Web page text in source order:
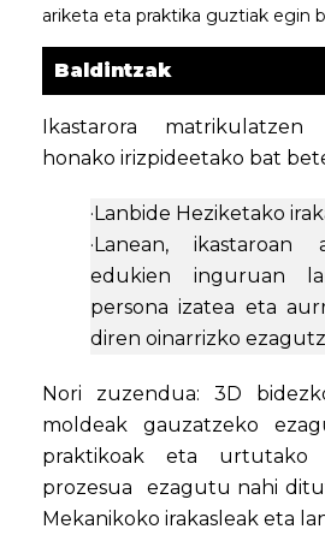
ariketa eta praktika guztiak egin
Baldintzak
Ikastarora
honako irizpideetako bat
·Lanbide Heziketako
·Lanean,
edukien inguruan
persona izatea eta
diren oinarrizko
Nori zuzendua: 3D
moldeak gauzatzeko
praktikoak eta urtutako
prozesua ezagutu nahi
Mekanikoko irakasleak eta